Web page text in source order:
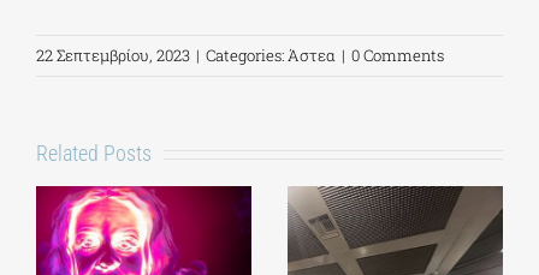
22 Σεπτεμβρίου, 2023 | Categories:Άστεα | 0 Comments
Related Posts